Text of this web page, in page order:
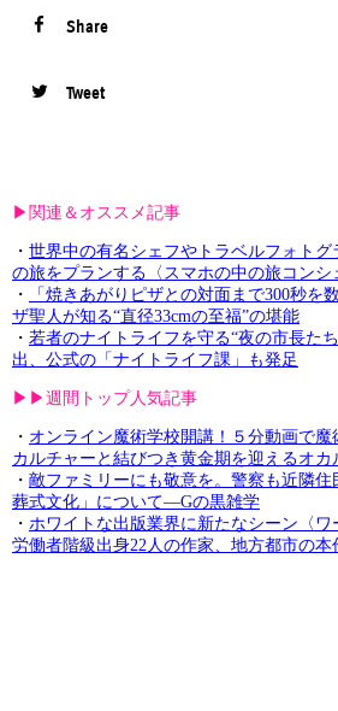
Share
Tweet
▶︎関連＆オススメ記事
・ 世界中の有名シェフやトラベルフォトグ
の旅をプランする〈スマホの中の旅コンシ
・
「焼きあがりピザとの対面まで300秒を
ザ聖人が知る“直径33cmの至福”の堪能
・ 若者のナイトライフを守る“夜の市長た
出、公式の「ナイトライフ課」も発足
▶︎▶︎週間トップ人気記事
・ オンライン魔術学校開講！５分動画で
カルチャーと結びつき黄金期を迎えるオカ
・ 敵ファミリーにも敬意を。警察も近隣
葬式文化」について—Gの黒雑学
・ ホワイトな出版業界に新たなシーン〈ワ
労働者階級出身22人の作家、地方都市の本